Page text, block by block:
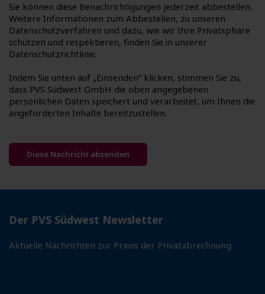
Sie können diese Benachrichtigungen jederzeit abbestellen.
Weitere Informationen zum Abbestellen, zu unseren
Datenschutzverfahren und dazu, wie wir Ihre Privatsphäre
schützen und respektieren, finden Sie in unserer
Datenschutzrichtlinie.
Indem Sie unten auf „Einsenden“ klicken, stimmen Sie zu,
dass PVS Südwest GmbH die oben angegebenen
persönlichen Daten speichert und verarbeitet, um Ihnen die
angeforderten Inhalte bereitzustellen.
Der PVS Südwest Newsletter
Aktuelle Nachrichten zur Praxis der Privatabrechnung.